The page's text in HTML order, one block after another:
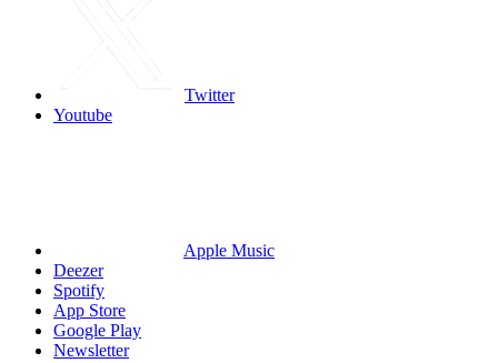
Twitter
Youtube
Apple Music
Deezer
Spotify
App Store
Google Play
Newsletter